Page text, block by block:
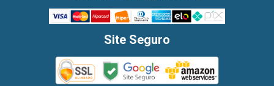
Site Seguro